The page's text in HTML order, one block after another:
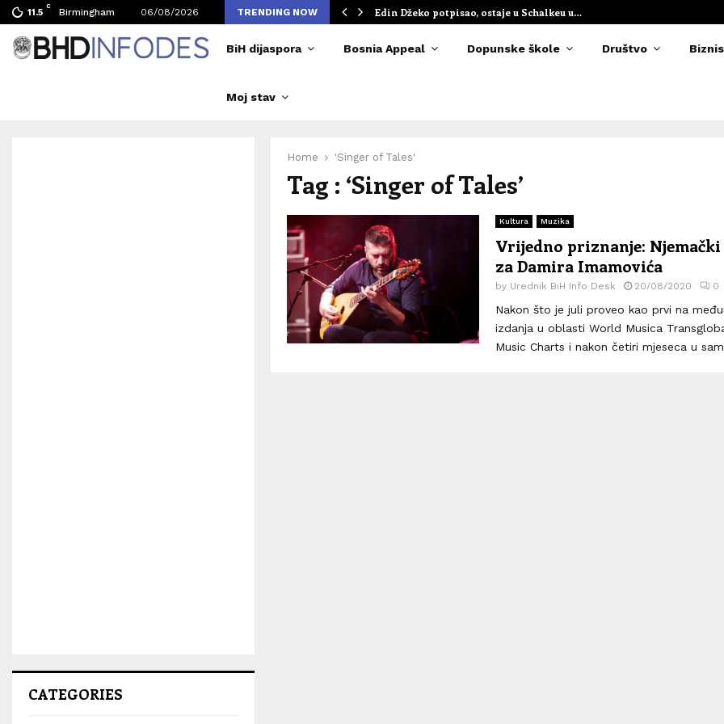
11.5
C
Birmingham 06/08/2026 TRENDING NOW
broj posjetilaca tokom Merlinovih koncerata Edin Džeko potpisao, ostaje u Schalkeu u…
BiH dijaspora Bosnia Appeal Dopunske škole Društvo Biznis
Moj stav
Home 'Singer of Tales'
Tag : ‘Singer of Tales’
Kultura Muzika
Vrijedno priznanje:
za Damira Imamovića
by Urednik BiH Info Desk 20/08/2020 0
Nakon što je juli proveo kao prvi na
izdanja u oblasti World Musica
Music Charts i nakon četiri mjeseca u
CATEGORIES